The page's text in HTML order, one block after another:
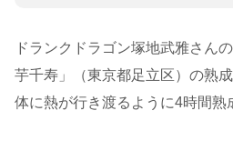
ドランクドラゴン塚地武雅さん
芋千寿」（東京都足立区）の熟
体に熱が行き渡るように4時間熟